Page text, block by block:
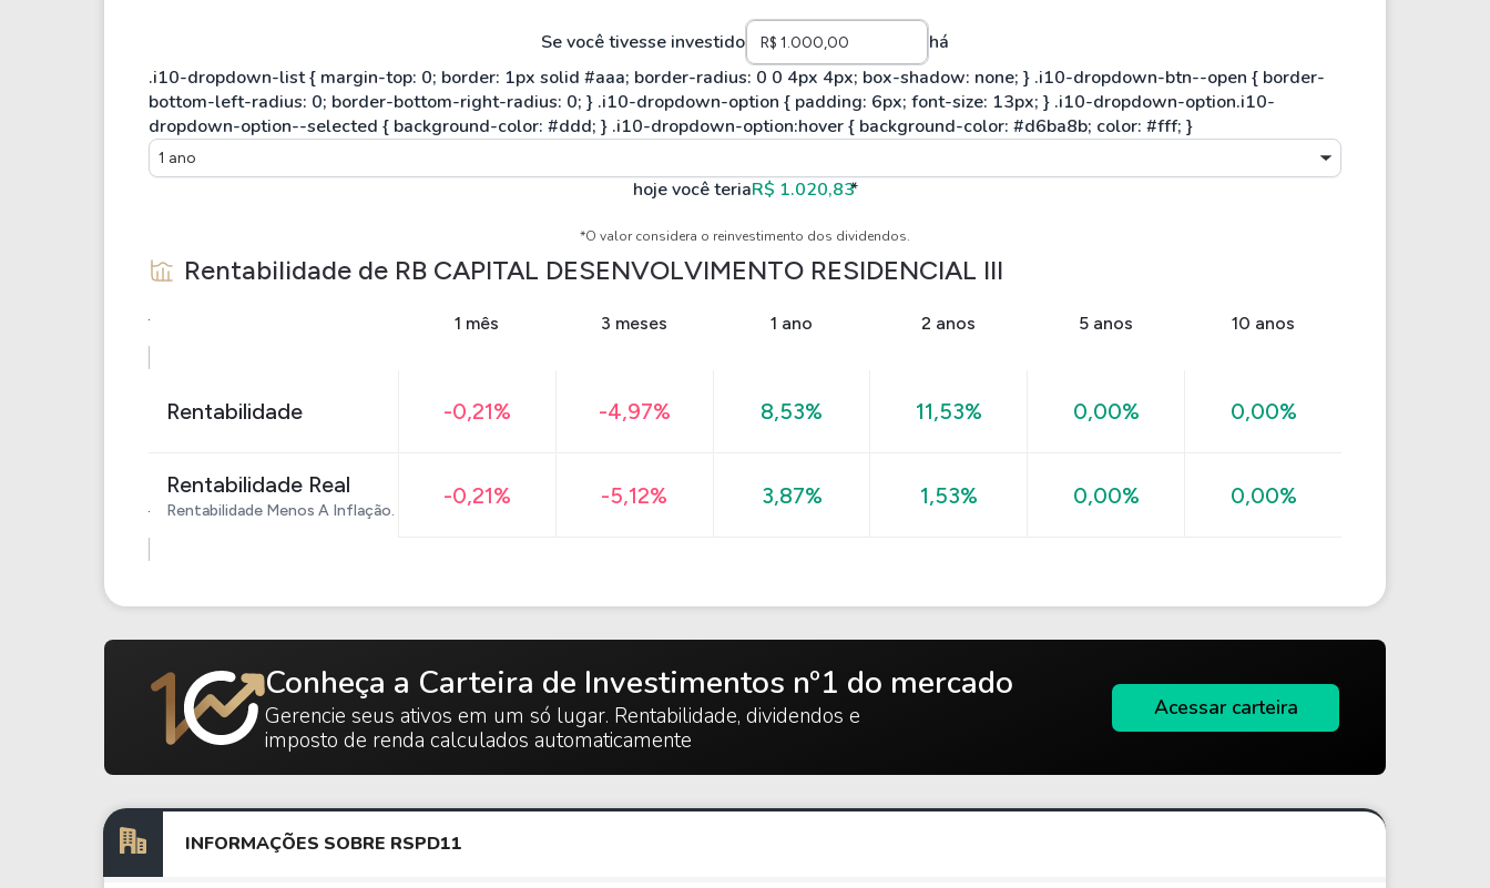
Se você tivesse investido há
1 ano
hoje você teriaR$ 1.020,83*
*O valor considera o reinvestimento dos dividendos.
Rentabilidade de RB CAPITAL DESENVOLVIMENTO RESIDENCIAL III
1 mês 3 meses 1 ano 2 anos 5 anos 10 anos
Rentabilidade -0,21% -4,97% 8,53% 11,53% 0,00% 0,00%
Rentabilidade Real
Rentabilidade Menos A Inflação.
-0,21% -5,12% 3,87% 1,53% 0,00% 0,00%
Conheça a Carteira de Investimentos nº1 do mercado
Gerencie seus ativos em um só lugar. Rentabilidade, dividendos e
imposto de renda calculados automaticamente
Acessar carteira
INFORMAÇÕES SOBRE RSPD11